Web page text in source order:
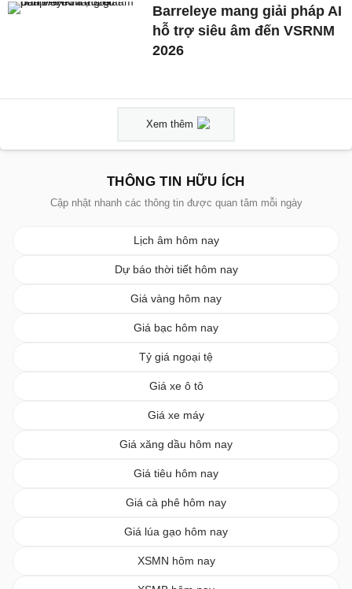
Barreleye mang giải pháp AI
hỗ trợ siêu âm đến VSRNM
2026
Xem thêm
THÔNG TIN HỮU ÍCH
Cập nhật nhanh các thông tin được quan tâm mỗi ngày
Lịch âm hôm nay
Dự báo thời tiết hôm nay
Giá vàng hôm nay
Giá bạc hôm nay
Tỷ giá ngoại tệ
Giá xe ô tô
Giá xe máy
Giá xăng dầu hôm nay
Giá tiêu hôm nay
Giá cà phê hôm nay
Giá lúa gạo hôm nay
XSMN hôm nay